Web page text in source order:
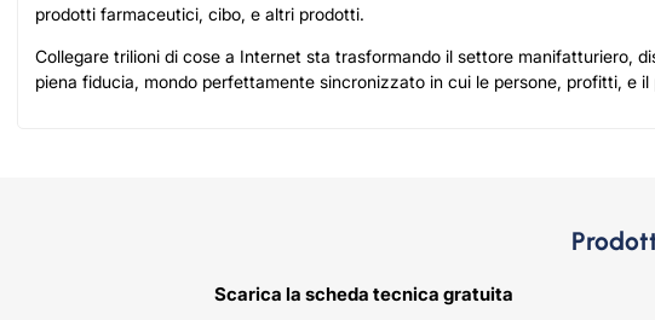
prodotti farmaceutici, cibo, e altri prodotti.
Collegare trilioni di cose a Internet sta trasformando il settore manifatturiero,
piena fiducia, mondo perfettamente sincronizzato in cui le persone, profitti, e il
Scarica la scheda tecnica gratuita